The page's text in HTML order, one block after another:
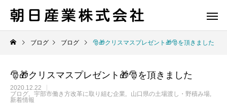
ブログ ブログ 🎅🎁クリスマスプレゼント🎁🎅を頂きました
🎅🎁クリスマスプレゼント🎁🎅を頂きました
2020.12.22
ブログ
宇部市働き方改革に取り組む企業
山口県の土場渡し・野積み場
新着情報